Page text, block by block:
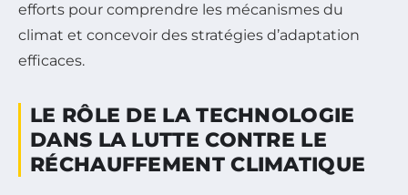
efforts pour comprendre les mécanismes du
climat et concevoir des stratégies d’adaptation
efficaces.
LE RÔLE DE LA TECHNOLOGIE
DANS LA LUTTE CONTRE LE
RÉCHAUFFEMENT CLIMATIQUE